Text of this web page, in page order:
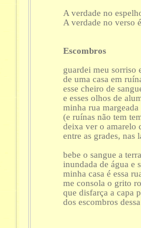
A verdade no
A verdade no verso
Escombros
guardei meu sorriso
de uma casa em
esse cheiro de
e esses olhos de
minha rua margeada
(e ruínas não tem
deixa ver o amarelo
entre as grades, nas
bebe o sangue a
inundada de água e
minha casa é essa
me consola o grito
que disfarça a capa
dos escombros